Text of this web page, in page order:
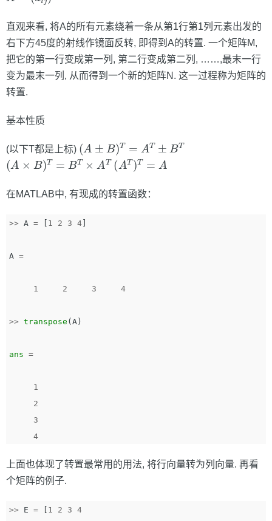
直观来看, 将A的所有元素绕着一条从第1行第1列元素出发的
右下方45度的射线作镜面反转, 即得到A的转置. 一个矩阵M,
把它的第一行变成第一列, 第二行变成第二列, ……,最末一行
变为最末一列, 从而得到一个新的矩阵N. 这一过程称为矩阵的
转置.
基本性质
(以下T都是上标)
( A B T=A BT
( A )T=B ×AT ( AT)T=
在MATLAB中, 有现成的转置函数：
>> A = 1 2 3 4
A =
1 2 3 4
>> transpose ( A )
ans =
1
2
3
4
上面也体现了转置最常用的用法, 将行向量转为列向量. 再看
个矩阵的例子.
>> E = 1 2 3 4